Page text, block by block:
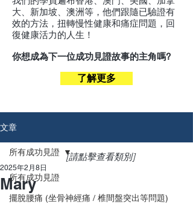
大、新加坡、澳洲等，他們跟隨已驗證有
效的方法，扭轉慢性健康和痛症問題，回
復健康活力的人生！
你想成為下一位成功見證故事的主角嗎?
了解更多
文章
所有成功見證
擺脫腰痛 (坐骨神經痛 / 椎間盤突出等問題)
所有成功見證
Mary
2025年2月8日
[請點擊查看類別]